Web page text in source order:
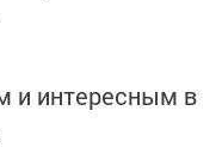
и интересным в